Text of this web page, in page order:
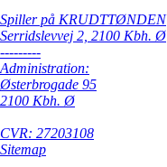
Spiller på KRUDTTØNDEN
Serridslevvej 2, 2100 Kbh. Ø
---------
Administration:
Østerbrogade 95
2100 Kbh. Ø
CVR: 27203108
Sitemap